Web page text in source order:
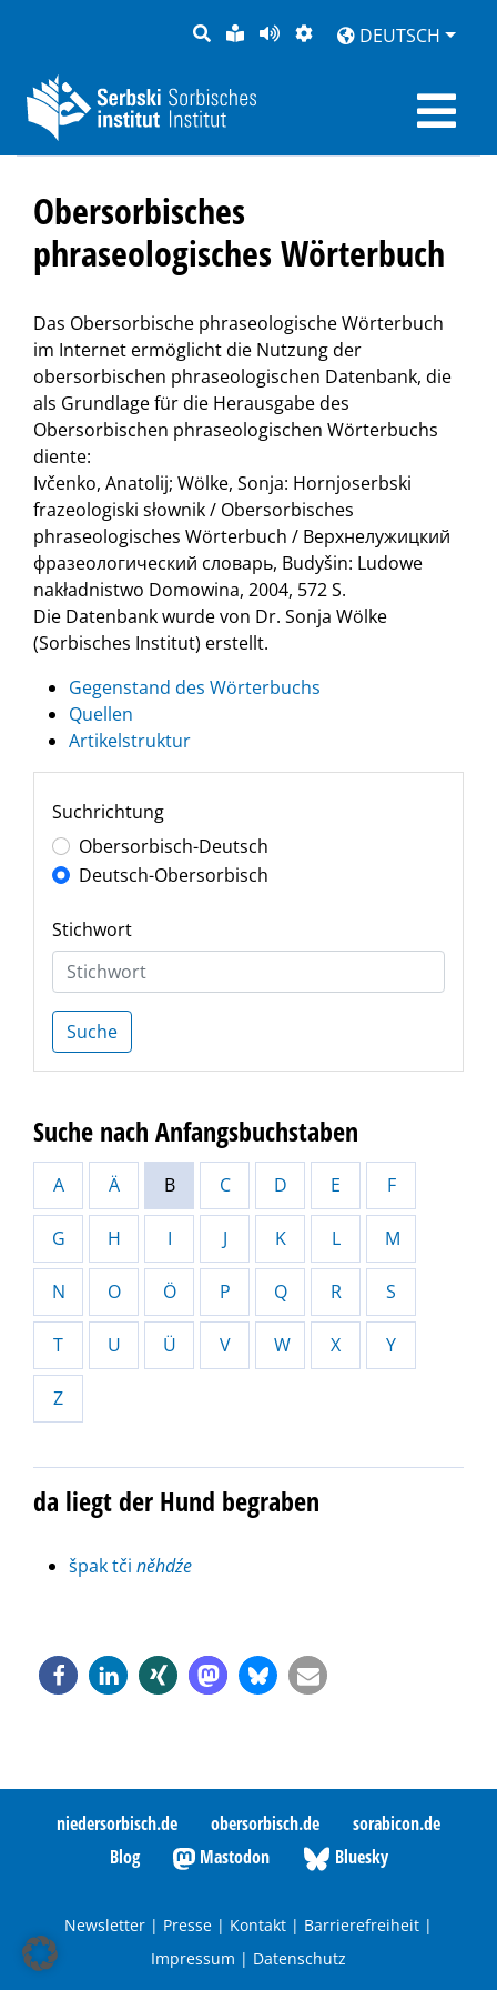
SUCHELEICHTE
SPRACHE
SEITEDARSTELLUNG
DEUTSCH
Obersorbisches
phraseologisches Wörterbuch
Das Obersorbische phraseologische Wörterbuch
im Internet ermöglicht die Nutzung der
obersorbischen phraseologischen Datenbank, die
als Grundlage für die Herausgabe des
Obersorbischen phraseologischen Wörterbuchs
diente:
Ivčenko, Anatolij; Wölke, Sonja: Hornjoserbski
frazeologiski słownik / Obersorbisches
phraseologisches Wörterbuch / Верхнелужицкий
фразеологический словарь, Budyšin: Ludowe
nakładnistwo Domowina, 2004, 572 S.
Die Datenbank wurde von Dr. Sonja Wölke
(Sorbisches Institut) erstellt.
Gegenstand des Wörterbuchs
Quellen
Artikelstruktur
Suchrichtung
Obersorbisch-Deutsch
Deutsch-Obersorbisch
Stichwort
Suche
Suche nach Anfangsbuchstaben
A Ä B C D E F
G H I J K L M
N O Ö P Q R S
T U Ü V W X Y
Z
da liegt der Hund begraben
špak tči něhdźe
niedersorbisch.de obersorbisch.de
sorabicon.de
Blog
Mastodon Bluesky
Newsletter | Presse | Kontakt | Barrierefreiheit |
Impressum | Datenschutz